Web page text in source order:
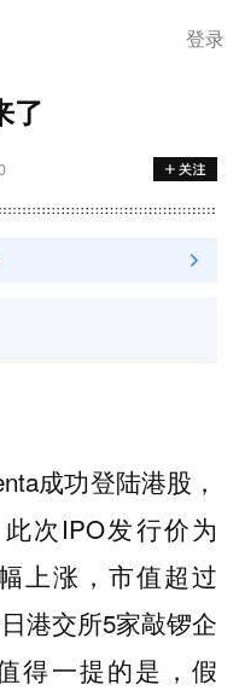
登录
了
成功登陆港股，
次IPO发行价为
上涨，市值超过
港交所5家敲锣企
得一提的是，假